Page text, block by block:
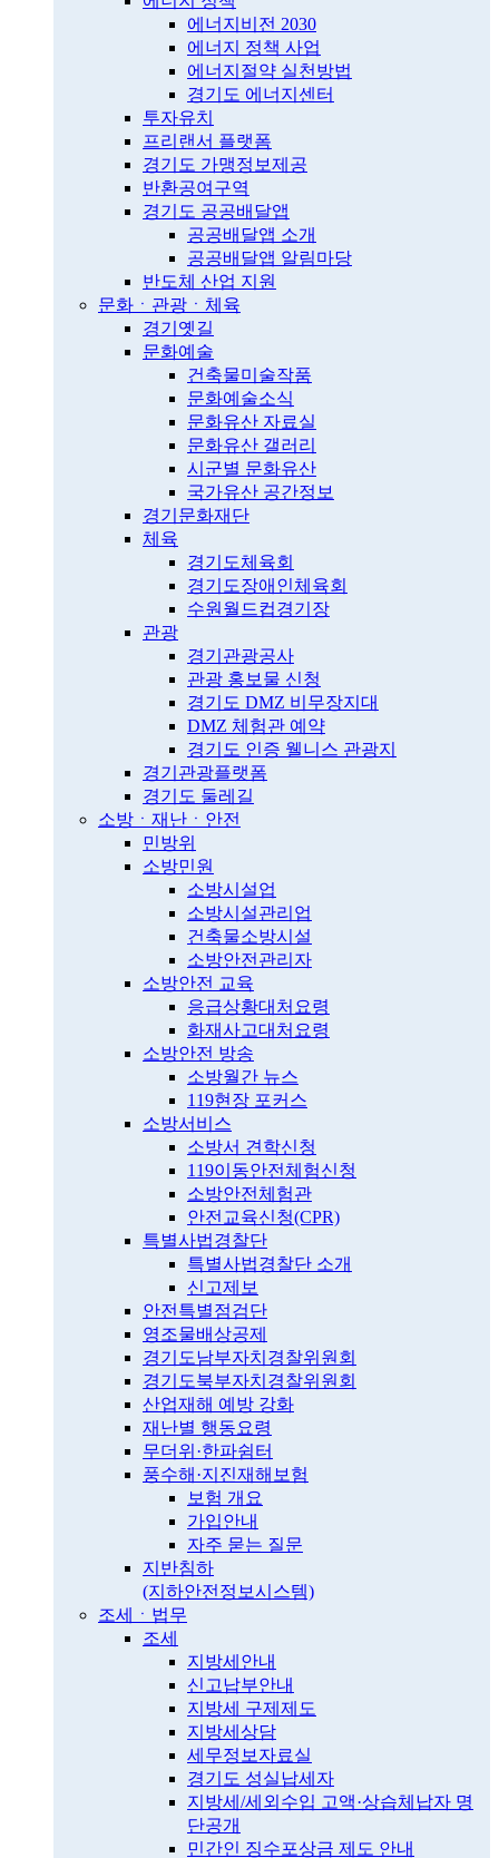
에너지비전 2030
에너지 정책 사업
에너지절약 실천방법
경기도 에너지센터
투자유치
프리랜서 플랫폼
경기도 가맹정보제공
반환공여구역
경기도 공공배달앱
공공배달앱 소개
공공배달앱 알림마당
반도체 산업 지원
문화ㆍ관광ㆍ체육
경기옛길
문화예술
건축물미술작품
문화예술소식
문화유산 자료실
문화유산 갤러리
시군별 문화유산
국가유산 공간정보
경기문화재단
체육
경기도체육회
경기도장애인체육회
수원월드컵경기장
관광
경기관광공사
관광 홍보물 신청
경기도 DMZ 비무장지대
DMZ 체험관 예약
경기도 인증 웰니스 관광지
경기관광플랫폼
경기도 둘레길
소방ㆍ재난ㆍ안전
민방위
소방민원
소방시설업
소방시설관리업
건축물소방시설
소방안전관리자
소방안전 교육
응급상황대처요령
화재사고대처요령
소방안전 방송
소방월간 뉴스
119현장 포커스
소방서비스
소방서 견학신청
119이동안전체험신청
소방안전체험관
안전교육신청(CPR)
특별사법경찰단
특별사법경찰단 소개
신고제보
안전특별점검단
영조물배상공제
경기도남부자치경찰위원회
경기도북부자치경찰위원회
산업재해 예방 강화
재난별 행동요령
무더위·한파쉼터
풍수해·지진재해보험
보험 개요
가입안내
자주 묻는 질문
지반침하
(지하안전정보시스템)
조세ㆍ법무
조세
지방세안내
신고납부안내
지방세 구제제도
지방세상담
세무정보자료실
경기도 성실납세자
지방세/세외수입 고액·상습체납자 명
단공개
민간인 징수포상금 제도 안내